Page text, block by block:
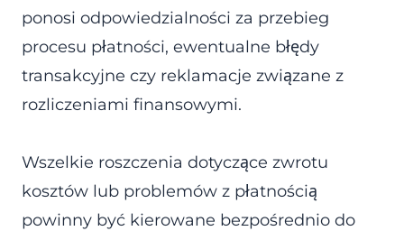
ponosi odpowiedzialności za przebieg
procesu płatności, ewentualne błędy
transakcyjne czy reklamacje związane z
rozliczeniami finansowymi.
Wszelkie roszczenia dotyczące zwrotu
kosztów lub problemów z płatnością
powinny być kierowane bezpośrednio do